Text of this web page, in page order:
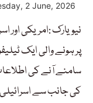
2 June, 2026
نیویارک :امریکی اور
پر ہونے والی ایک
سامنے آنے کی
کی جانب سے اسرائیلی